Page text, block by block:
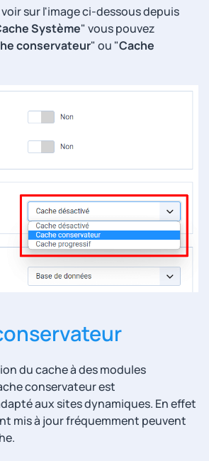
sur l'image ci-dessous depuis
Système" vous pouvez
conservateur" ou "Cache
du cache à des modules
conservateur est
aux sites dynamiques. En effet
mis à jour fréquemment peuvent